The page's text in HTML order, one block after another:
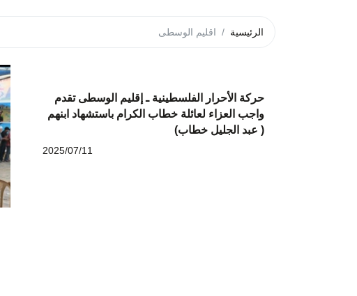
الرئيسية اقليم الوسطى
حركة الأحرار الفلسطينية ـ إقليم الوسطى تقدم
واجب العزاء لعائلة خطاب الكرام باستشهاد ابنهم
( عبد الجليل خطاب)